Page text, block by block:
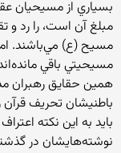
بسياري از مسيحيان
مبلغ آن است‌، را رد
مسيح‌ (ع‌) مي‌باشند.
مسيحيتي‌ باقي‌
همين‌ حقايق‌ رهبران‌
باطنيشان‌ تحريف‌ قرآن‌
بايد به‌ اين‌ نكته‌
نوشته‌هايشان‌ در